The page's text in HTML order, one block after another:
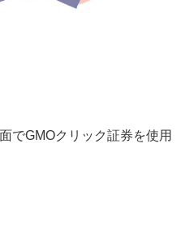
でGMOクリック証券を使用